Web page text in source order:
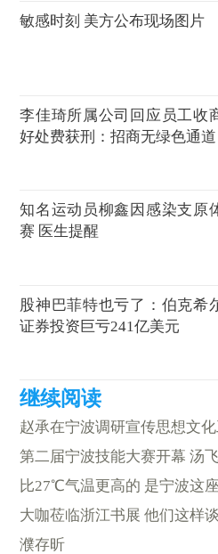
敏感时刻 美方公布现场图片
李佳琦所属公司回应员工收
好处费获刑：招商无绿色通道
知名运动员柳鑫因感染支原
赛 医生提醒
股神巴菲特也亏了：伯克希
证券投资巨亏241亿美元
赵承在宁波调研宣传思想文
第二届宁波技能大赛开幕 汤
比27℃气温更高的 是宁波这
大咖莅临浙江书展 他们这样
濮存昕